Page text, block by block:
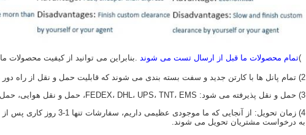
تمام محصولات ما قبل از ارسال تست می شوند .بنابراین می توانید از کیفیت محصولات
2) تمام پانل ها با کارتن جدید و سفت بسته بندی می شوند که قابلیت حمل و نقل از راه دور را دارند.
3) حمل و نقل پذیرفته می شود: FEDEX، DHL، UPS، TNT، EMS، حمل و نقل هوایی، حمل و نقل دریایی
4) زمان تحویل: از آنجایی
به درخواست مشتریان تحویل می شوند.